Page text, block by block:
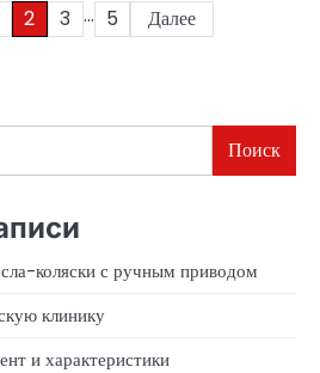
2 3 … 5 Далее
Поиск
коляски с ручным приводом
клинику
и характеристики